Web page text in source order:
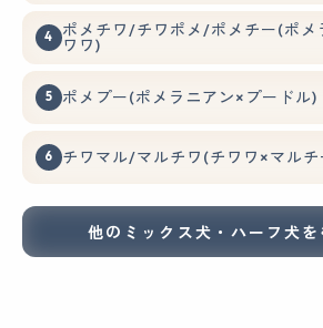
ポメチワ/チワポメ/ポメチー(ポメ
ワワ)
ポメプー(ポメラニアン×プードル)
チワマル/マルチワ(チワワ×マルチ
他のミックス犬・ハーフ犬を